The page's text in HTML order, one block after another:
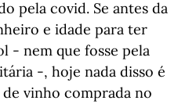
pela covid. Se antes da
e idade para ter
- nem que fosse pela
-, hoje nada disso é
vinho comprada no